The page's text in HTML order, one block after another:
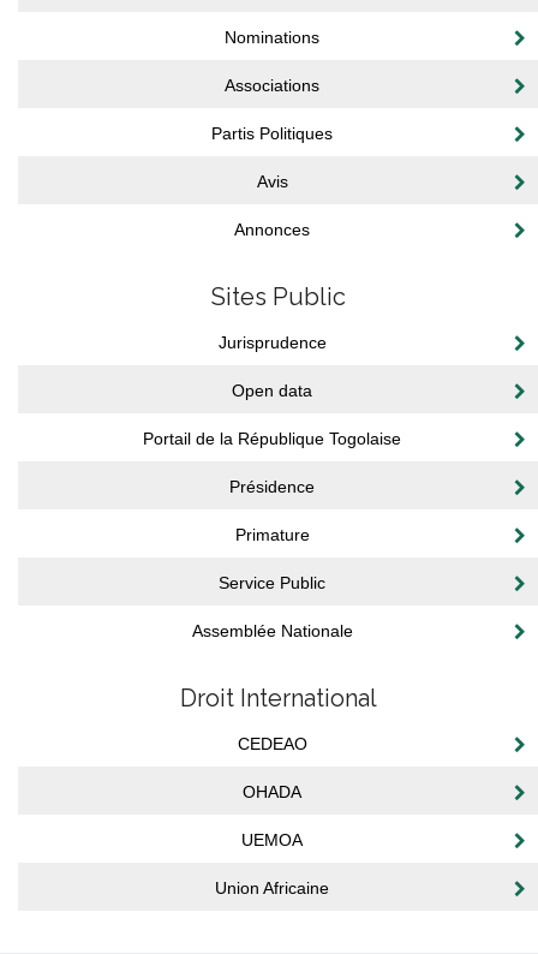
Nominations
Associations
Partis Politiques
Avis
Annonces
Sites Public
Jurisprudence
Open data
Portail de la République Togolaise
Présidence
Primature
Service Public
Assemblée Nationale
Droit International
CEDEAO
OHADA
UEMOA
Union Africaine